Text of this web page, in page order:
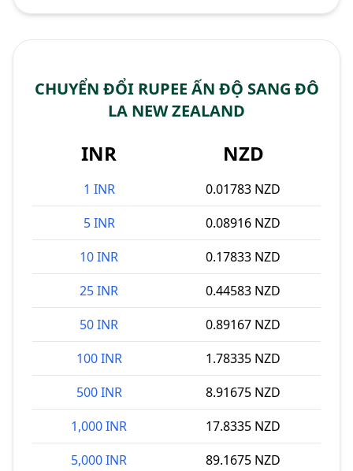
CHUYỂN ĐỔI RUPEE ẤN ĐỘ SANG ĐÔ
LA NEW ZEALAND
INR NZD
1 INR
0.01783 NZD
5 INR
0.08916 NZD
10 INR
0.17833 NZD
25 INR
0.44583 NZD
50 INR
0.89167 NZD
100 INR
1.78335 NZD
500 INR
8.91675 NZD
1,000 INR
17.8335 NZD
5,000 INR
89.1675 NZD